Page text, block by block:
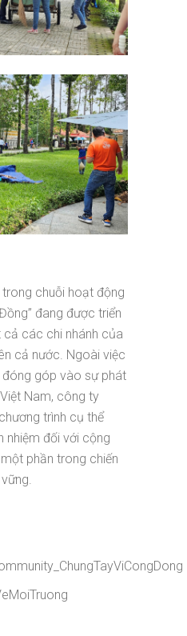
chuỗi hoạt động
đang được triển
các chi nhánh của
cả nước. Ngoài việc
đóng góp vào sự phát
Nam, công ty
trình cụ thể
nhiệm đối với cộng
phần trong chiến